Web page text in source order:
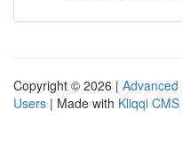
Copyright © 2026 | Advanced
Users | Made with Kliqqi CMS